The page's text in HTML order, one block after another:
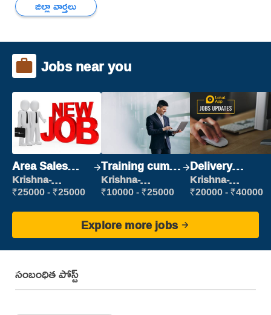
జిల్లా వార్తలు
Jobs near you
Area Sales
Manager (Field
Sales)
Krishna-
vijayawada
₹25000 - ₹25000
Training cum
Placement
Krishna-
vijayawada
₹10000 - ₹25000
Delivery
Executive
Krishna-
vijayawada
₹20000 - ₹40000
Explore more jobs
సంబంధిత పోస్ట్